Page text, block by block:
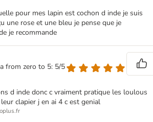
pour mes lapin est cochon d inde je suis
une rose et une bleu je pense que je
je recommande
from zero to 5: 5/5
d inde donc c vraiment pratique les loulous
clapier j en ai 4 c est genial